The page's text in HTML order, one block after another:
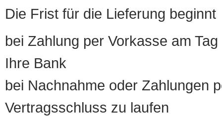
Die Frist für die Lieferung beginnt
bei Zahlung per Vorkasse am
Ihre Bank
bei Nachnahme oder Zahlungen
Vertragsschluss zu laufen